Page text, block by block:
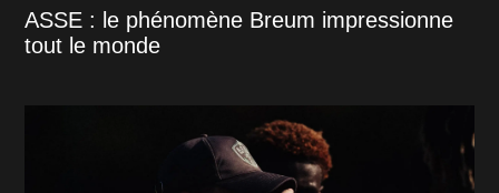
ASSE : le phénomène Breum impressionne
tout le monde